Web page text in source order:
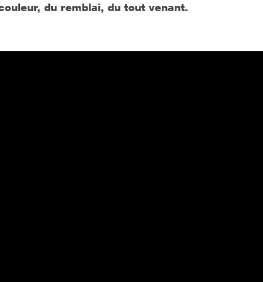
du remblai, du tout venant.